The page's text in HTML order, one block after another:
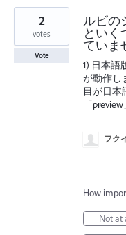
ルビの
といく
ていま
1) 日本語
が動作し
目が日本
「
2
votes
Vote
フク
How
Not at